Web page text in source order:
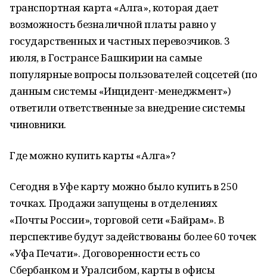
транспортная карта «Алга», которая дает
возможность безналичной платы равно у
государственных и частных перевозчиков. 3
июля, в Гострансе Башкирии на самые
популярные вопросы пользователей соцсетей (по
данным системы «Инцидент-менеджмент»)
ответили ответственные за внедрение системы
чиновники.
Где можно купить карты «Алга»?
Сегодня в Уфе карту можно было купить в 250
точках. Продажи запущены в отделениях
«Почты России», торговой сети «Байрам». В
перспективе будут задействованы более 60 точек
«Уфа Печати». Договоренности есть со
Сбербанком и Уралсибом, карты в офисы